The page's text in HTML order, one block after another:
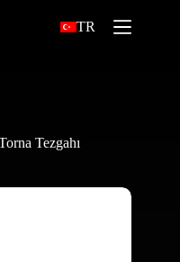
TR
Tezgahı